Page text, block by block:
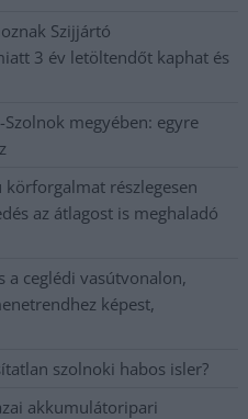
Szijjártó
3 év letöltendőt kaphat és
Szolnok megyében: egyre
részlegesen
az átlagost is meghaladó
a ceglédi vasútvonalon,
képest,
szolnoki habos isler?
akkumulátoripari